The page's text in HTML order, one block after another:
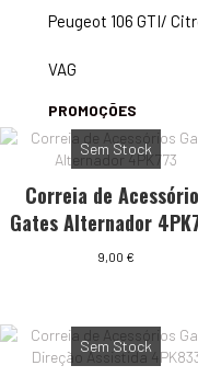
Peugeot 106 GTI/
VAG
PROMOÇÕES
Sem Stock
Correia de
Gates Alternador
9,00 €
Sem Stock